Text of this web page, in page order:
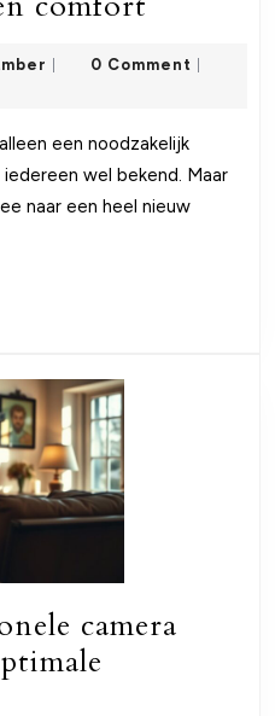
van
tot
tijdloze
stijl
Amber0 Comment
wel bekend. Maar
naar een heel nieuw
camera